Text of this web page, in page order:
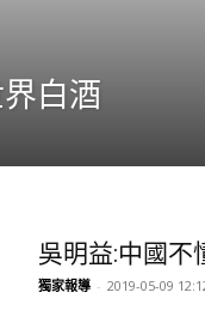
白酒
吳明益:中國不
獨家報導 - 2019-05-09